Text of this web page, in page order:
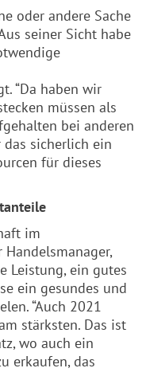
oder andere Sache
seiner Sicht habe
“Da haben wir
müssen als
bei anderen
sicherlich ein
für dieses
im
Leistung, ein gutes
ein gesundes und
“Auch 2021
stärksten. Das ist
wo auch ein
erkaufen, das